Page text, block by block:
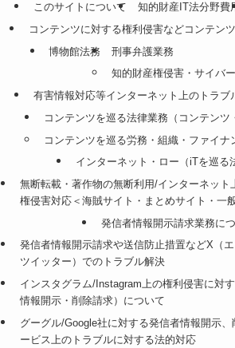
このサイトについて
知的財産IT法分野費
コンテンツに対する権利侵害などコンテン
博物館法務
刑事弁護業務
知的財産権侵害・サイバ
有害情報対応等インターネット上のトラブ
コンテンツを巡る法律業務（コンテンツ
コンテンツを巡る労務・組織・ファイナ
インターネット・ロー（iTを巡る
無断転載・著作物の無断利用/インターネット
権侵害対応＜海賊サイト・まとめサイト・一
発信者情報開示請求業務に
発信者情報開示請求や送信防止措置などX（
ツイッター）でのトラブル解決
インスタグラム/Instagram上の権利侵害に対
情報開示・削除請求）について
グーグル/Google社に対する発信者情報開示
ービス上のトラブルに対する法的対応